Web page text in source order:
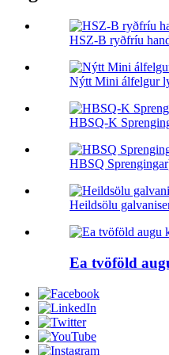
HSZ-B ryðfríu
Nýtt Mini álfelgur
HBSQ-K
HBSQ
Heildsölu
Ea tvöföld